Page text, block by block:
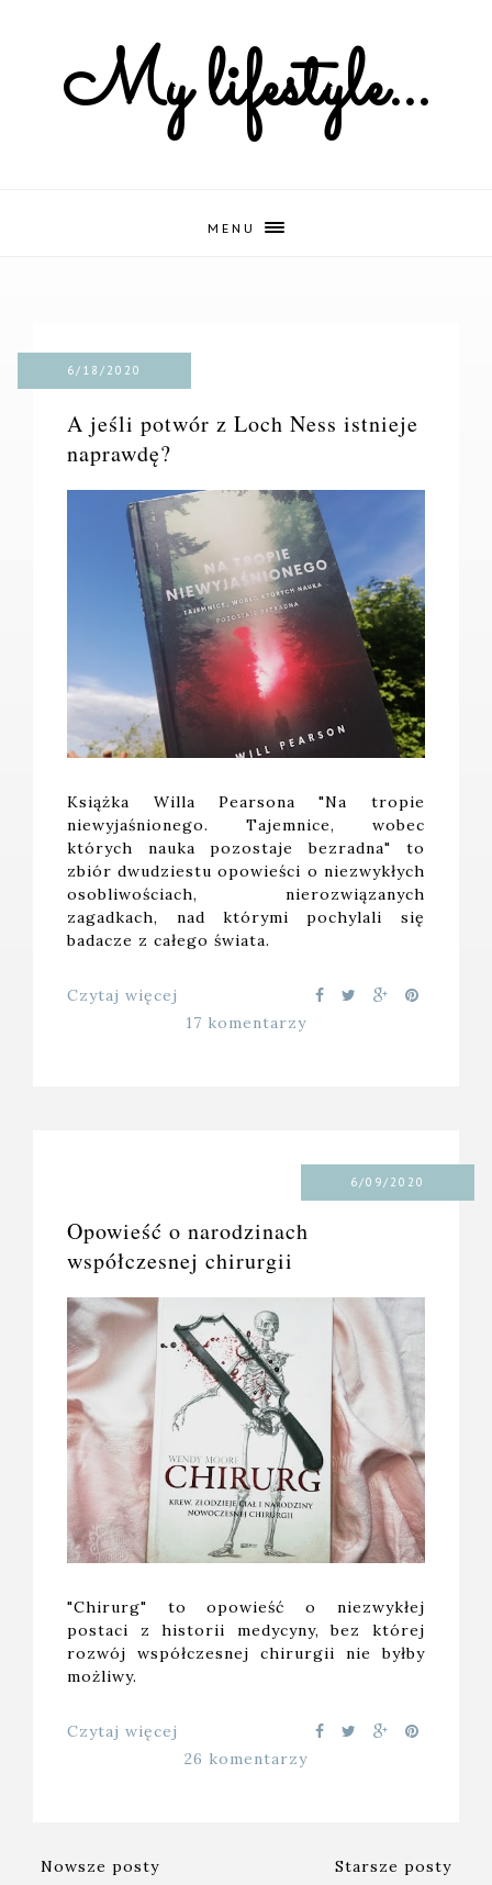
My lifestyle...
MENU
6/18/2020
A jeśli potwór z Loch Ness istnieje
naprawdę?
Książka Willa Pearsona "Na tropie
niewyjaśnionego. Tajemnice, wobec
których nauka pozostaje bezradna" to
zbiór dwudziestu opowieści o niezwykłych
osobliwościach, nierozwiązanych
zagadkach, nad którymi pochylali się
badacze z całego świata.
Czytaj więcej
17 komentarzy
6/09/2020
Opowieść o narodzinach
współczesnej chirurgii
"Chirurg" to opowieść o niezwykłej
postaci z historii medycyny, bez której
rozwój współczesnej chirurgii nie byłby
możliwy.
Czytaj więcej
26 komentarzy
Nowsze posty Starsze posty